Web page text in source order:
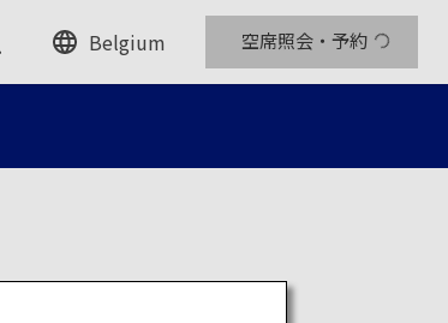
Belgium 空席照会・予約